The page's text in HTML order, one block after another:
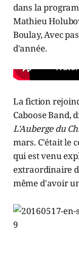
dans la
Mathieu
Boulay, Avec
d'année.
La fiction
Caboose Band,
L'Auberge du
mars. C'était le
qui est venu
extraordinaire
même d'avoir